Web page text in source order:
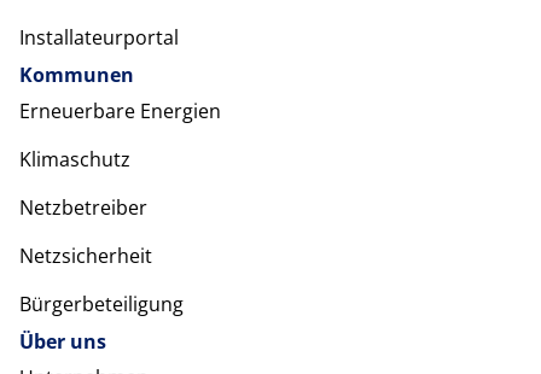
Installateurportal
Kommunen
Erneuerbare Energien
Klimaschutz
Netzbetreiber
Netzsicherheit
Bürgerbeteiligung
Über uns